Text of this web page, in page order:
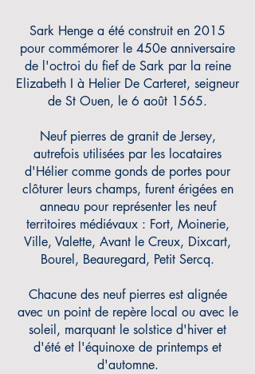
Sark Henge a été construit en 2015
pour commémorer le 450e anniversaire
de l'octroi du fief de Sark par la reine
Elizabeth I à Helier De Carteret, seigneur
de St Ouen, le 6 août 1565.
Neuf pierres de granit de Jersey,
autrefois utilisées par les locataires
d'Hélier comme gonds de portes pour
clôturer leurs champs, furent érigées en
anneau pour représenter les neuf
territoires médiévaux : Fort, Moinerie,
Ville, Valette, Avant le Creux, Dixcart,
Bourel, Beauregard, Petit Sercq.
Chacune des neuf pierres est alignée
avec un point de repère local ou avec le
soleil, marquant le solstice d'hiver et
d'été et l'équinoxe de printemps et
d'automne.